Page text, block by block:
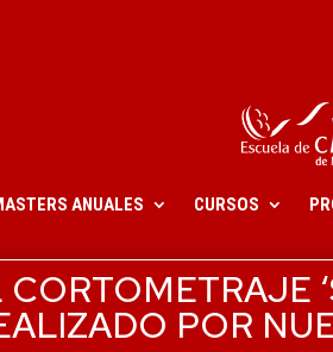
ANUALES CURSOS
POR